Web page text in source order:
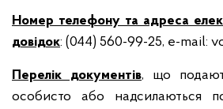
Номер телефону та адреса
довідок: (044) 560-99-25, e-mail:
Перелік документів, що
особисто або надсилаються